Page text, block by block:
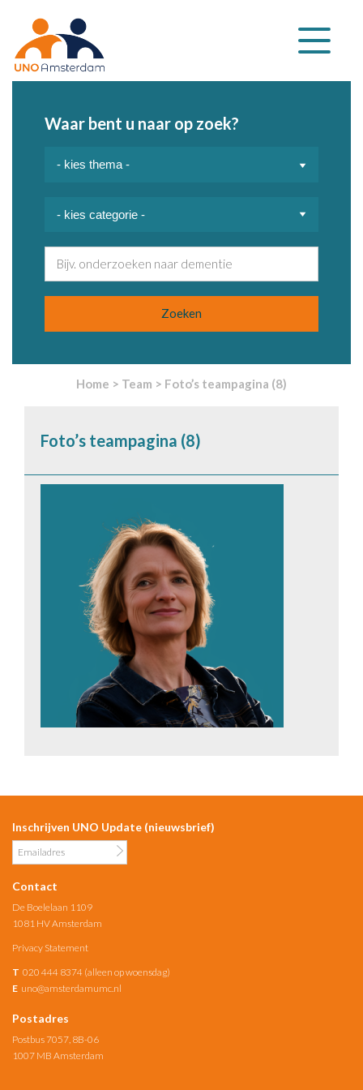
Klap
navigatie
Waar bent u naar op zoek?
Home > Team > Foto’s teampagina (8)
Foto’s teampagina (8)
Inschrijven UNO Update (nieuwsbrief)
Contact
De Boelelaan 1109
1081 HV Amsterdam
Privacy Statement
T 020 444 8374 (alleen op woensdag)
E uno@amsterdamumc.nl
Postadres
Postbus 7057, 8B-06
1007 MB Amsterdam